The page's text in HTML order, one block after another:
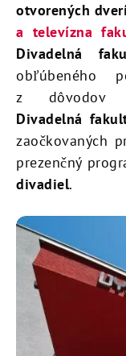
otvorených
a televízna
Divadelná
obľúbeného
z dôvodov
Divadelná
zaočkovaných
prezenčný
divadiel.